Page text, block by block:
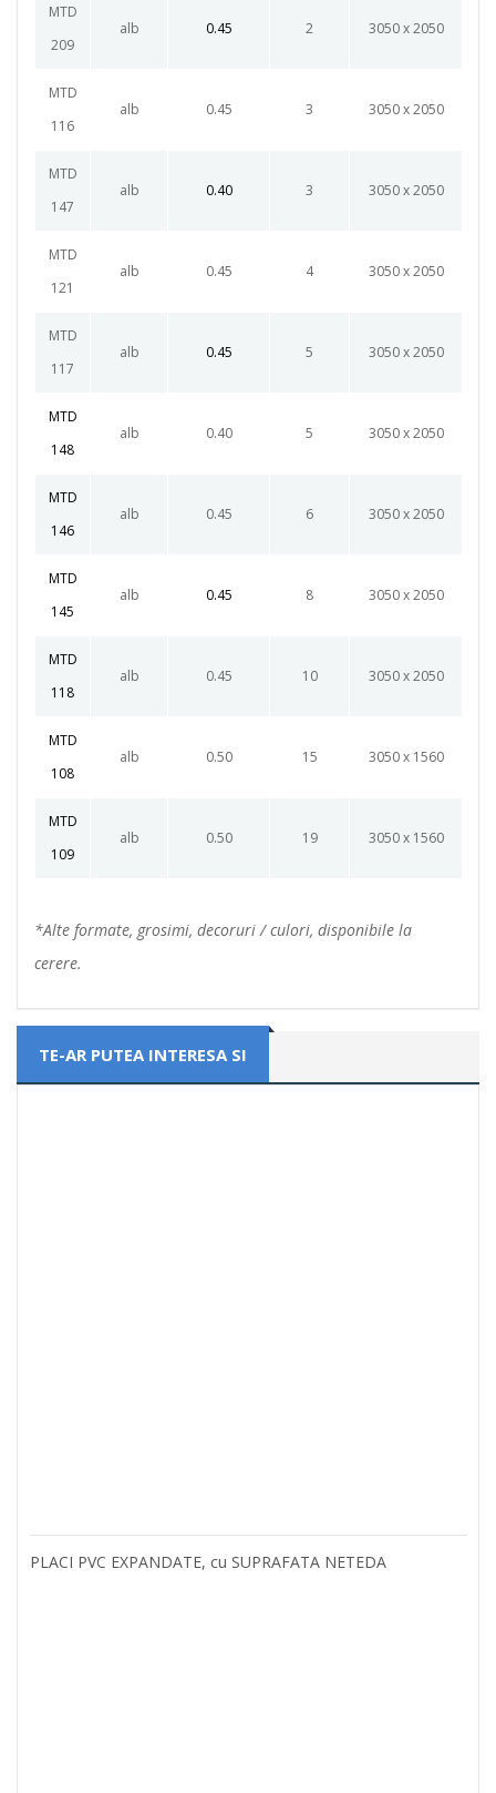
MTD
209
alb 0.45 2 3050 x 2050
MTD
116
alb 0.45 3 3050 x 2050
MTD
147
alb 0.40 3 3050 x 2050
MTD
121
alb 0.45 4 3050 x 2050
MTD
117
alb 0.45 5 3050 x 2050
MTD
148
alb 0.40 5 3050 x 2050
MTD
146
alb 0.45 6 3050 x 2050
MTD
145
alb 0.45 8 3050 x 2050
MTD
118
alb 0.45 10 3050 x 2050
MTD
108
alb 0.50 15 3050 x 1560
MTD
109
alb 0.50 19 3050 x 1560
*Alte formate, grosimi, decoruri / culori, disponibile la
cerere.
TE-AR PUTEA INTERESA SI
PLACI PVC EXPANDATE, cu SUPRAFATA NETEDA